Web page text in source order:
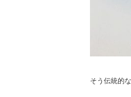
そう伝統的